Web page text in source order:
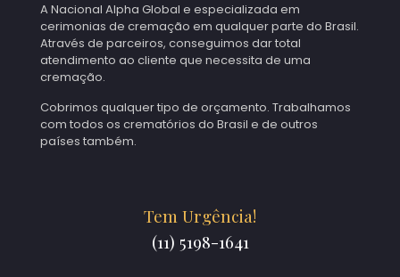
A Nacional Alpha Global e especializada em
cerimonias de cremação em qualquer parte do Brasil.
Através de parceiros, conseguimos dar total
atendimento ao cliente que necessita de uma
cremação.
Cobrimos qualquer tipo de orçamento. Trabalhamos
com todos os crematórios do Brasil e de outros
países também.
Tem Urgência!
(11) 5198-1641